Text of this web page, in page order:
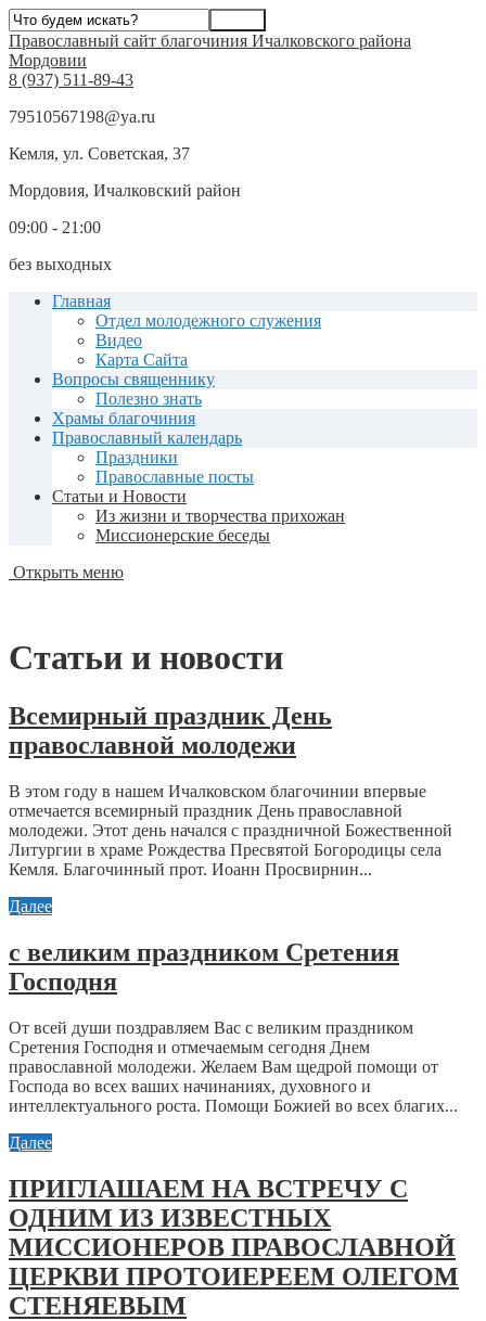
Православный сайт благочиния Ичалковского района
Мордовии
8 (937) 511-89-43
79510567198@ya.ru
Кемля, ул. Советская, 37
Мордовия, Ичалковский район
09:00 - 21:00
без выходных
Главная
Отдел молодежного служения
Видео
Карта Сайта
Вопросы священнику
Полезно знать
Храмы благочиния
Православный календарь
Праздники
Православные посты
Статьи и Новости
Из жизни и творчества прихожан
Миссионерские беседы
Открыть меню
Статьи и новости
Всемирный праздник День
православной молодежи
В этом году в нашем Ичалковском благочинии впервые
отмечается всемирный праздник День православной
молодежи. Этот день начался с праздничной Божественной
Литургии в храме Рождества Пресвятой Богородицы села
Кемля. Благочинный прот. Иоанн Просвирнин...
Далее
с великим праздником Сретения
Господня
От всей души поздравляем Вас с великим праздником
Сретения Господня и отмечаемым сегодня Днем
православной молодежи. Желаем Вам щедрой помощи от
Господа во всех ваших начинаниях, духовного и
интеллектуального роста. Помощи Божией во всех благих...
Далее
ПРИГЛАШАЕМ НА ВСТРЕЧУ С
ОДНИМ ИЗ ИЗВЕСТНЫХ
МИССИОНЕРОВ ПРАВОСЛАВНОЙ
ЦЕРКВИ ПРОТОИЕРЕЕМ ОЛЕГОМ
СТЕНЯЕВЫМ